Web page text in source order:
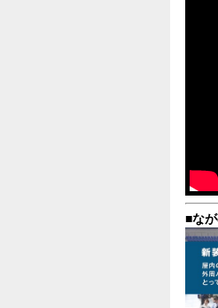
消防
おか
「
「
スワ
車両
以降
特別
■な